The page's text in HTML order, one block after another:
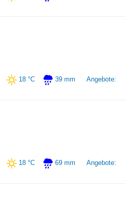
18 °C 39 mm
Angebote:
18 °C 69 mm
Angebote: